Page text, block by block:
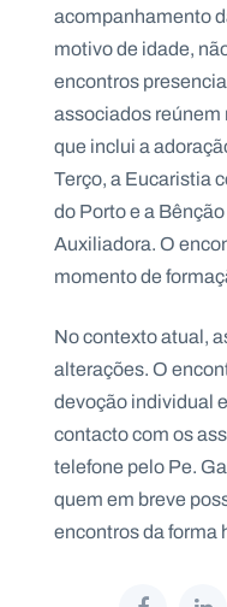
acompanhamento
motivo de idade,
encontros
associados reúnem
que inclui a
Terço, a Eucaristia
do Porto e a
Auxiliadora. O
momento de
No contexto atual,
alterações. O
devoção individual
contacto com os
telefone pelo Pe.
quem em breve
encontros da forma
w
s
e
tt
e
r